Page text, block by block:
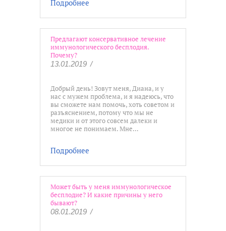
Подробнее
Предлагают консервативное лечение
иммунологического бесплодия.
Почему?
13.01.2019 /
Добрый день! Зовут меня, Диана, и у
нас с мужем проблема, и я надеюсь, что
вы сможете нам помочь, хоть советом и
разъяснением, потому что мы не
медики и от этого совсем далеки и
многое не понимаем. Мне…
Подробнее
Может быть у меня иммунологическое
бесплодие? И какие причины у него
бывают?
08.01.2019 /